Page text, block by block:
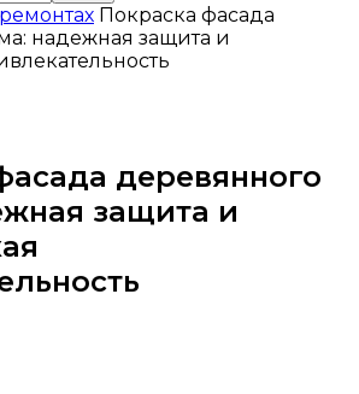
Покраска фасада
надежная защита и
деревянного
защита и